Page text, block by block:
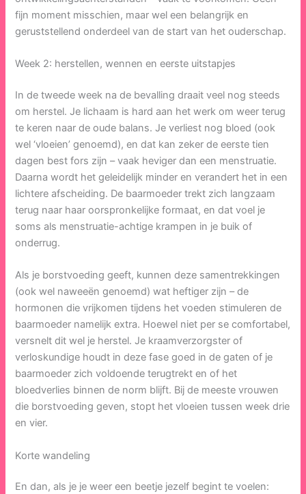
fijn moment misschien, maar wel een belangrijk en
geruststellend onderdeel van de start van het ouderschap.
Week 2: herstellen, wennen en eerste uitstapjes
In de tweede week na de bevalling draait veel nog steeds
om herstel. Je lichaam is hard aan het werk om weer terug
te keren naar de oude balans. Je verliest nog bloed (ook
wel ‘vloeien’ genoemd), en dat kan zeker de eerste tien
dagen best fors zijn – vaak heviger dan een menstruatie.
Daarna wordt het geleidelijk minder en verandert het in een
lichtere afscheiding. De baarmoeder trekt zich langzaam
terug naar haar oorspronkelijke formaat, en dat voel je
soms als menstruatie-achtige krampen in je buik of
onderrug.
Als je borstvoeding geeft, kunnen deze samentrekkingen
(ook wel naweeën genoemd) wat heftiger zijn – de
hormonen die vrijkomen tijdens het voeden stimuleren de
baarmoeder namelijk extra. Hoewel niet per se comfortabel,
versnelt dit wel je herstel. Je kraamverzorgster of
verloskundige houdt in deze fase goed in de gaten of je
baarmoeder zich voldoende terugtrekt en of het
bloedverlies binnen de norm blijft. Bij de meeste vrouwen
die borstvoeding geven, stopt het vloeien tussen week drie
en vier.
Korte wandeling
En dan, als je je weer een beetje jezelf begint te voelen: